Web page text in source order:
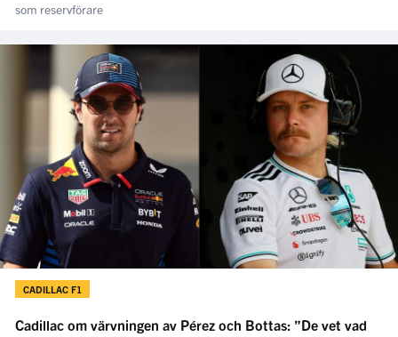
som reservförare
CADILLAC F1
Cadillac om värvningen av Pérez och Bottas: ”De vet vad